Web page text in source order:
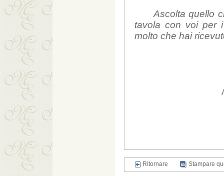
Ascolta quello
tavola con voi per
molto che hai
Ritornare Stampare